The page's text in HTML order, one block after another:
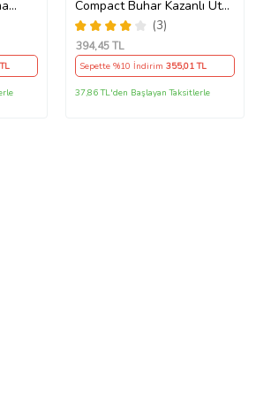
Compact Buhar Kazanlı Ütü
308 Derece Limit Termik
Termostat Uyumlu
(3)
394,45 TL
Sepette %10 İndirim355,01 TL
37,86 TL'den Başlayan Taksitlerle